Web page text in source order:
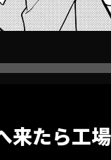
たら工